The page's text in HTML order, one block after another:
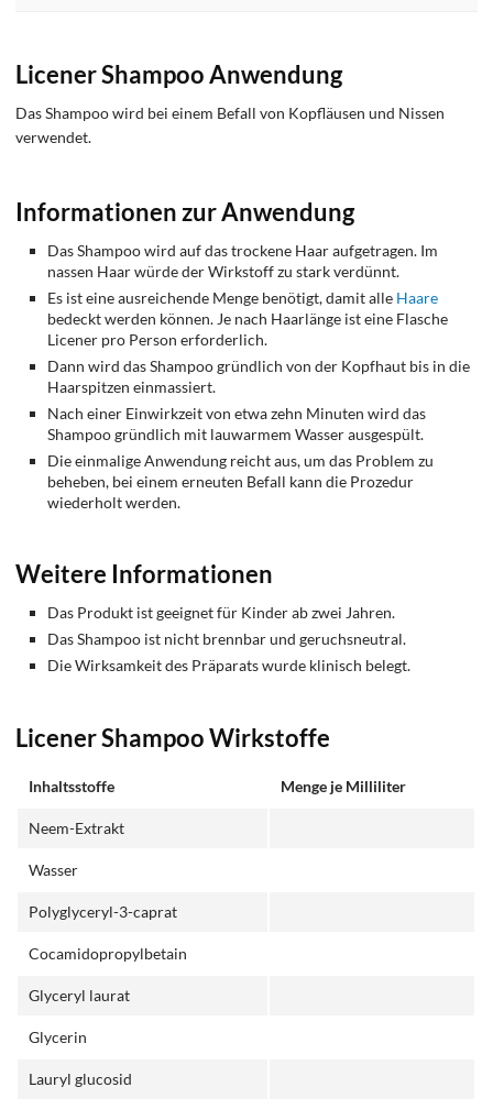
Licener Shampoo Anwendung
Das Shampoo wird bei einem Befall von Kopfläusen und Nissen
verwendet.
Informationen zur Anwendung
Das Shampoo wird auf das trockene Haar aufgetragen. Im
nassen Haar würde der Wirkstoff zu stark verdünnt.
Es ist eine ausreichende Menge benötigt, damit alle Haare
bedeckt werden können. Je nach Haarlänge ist eine Flasche
Licener pro Person erforderlich.
Dann wird das Shampoo gründlich von der Kopfhaut bis in die
Haarspitzen einmassiert.
Nach einer Einwirkzeit von etwa zehn Minuten wird das
Shampoo gründlich mit lauwarmem Wasser ausgespült.
Die einmalige Anwendung reicht aus, um das Problem zu
beheben, bei einem erneuten Befall kann die Prozedur
wiederholt werden.
Weitere Informationen
Das Produkt ist geeignet für Kinder ab zwei Jahren.
Das Shampoo ist nicht brennbar und geruchsneutral.
Die Wirksamkeit des Präparats wurde klinisch belegt.
Licener Shampoo Wirkstoffe
Inhaltsstoffe Menge je Milliliter
Neem-Extrakt
Wasser
Polyglyceryl-3-caprat
Cocamidopropylbetain
Glyceryl laurat
Glycerin
Lauryl glucosid